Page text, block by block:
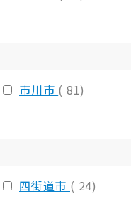
市川市 ( 81)
四街道市 ( 24)